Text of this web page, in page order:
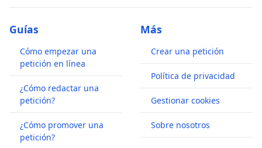
Guías
Cómo empezar una
petición en línea
¿Cómo redactar una
petición?
¿Cómo promover una
petición?
Más
Crear una petición
Política de privacidad
Gestionar cookies
Sobre nosotros